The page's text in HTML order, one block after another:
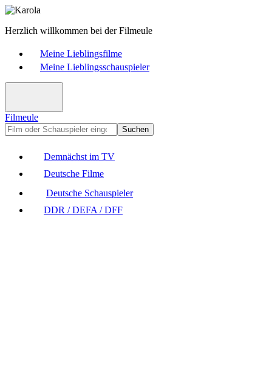
Herzlich willkommen bei der Filmeule
Meine Lieblingsfilme
Meine Lieblingsschauspieler
Filmeule
Suchen
Demnächst im TV
Deutsche Filme
Deutsche Schauspieler
DDR / DEFA / DFF